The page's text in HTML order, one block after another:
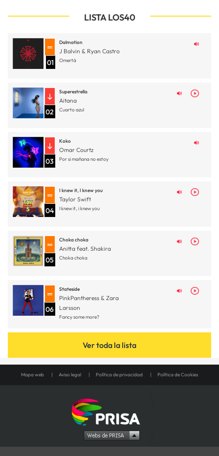
LISTA LOS40
01
Dalmation
J Balvin & Ryan Castro
Omertá
02
Superestrella
Aitana
Cuarto azul
03
Koko
Omar Courtz
Por si mañana no estoy
04
I knew it, I knew you
Taylor Swift
I knew it, i knew you
05
Choka choka
Anitta feat. Shakira
Choka choka
06
Stateside
PinkPantheress & Zara
Larsson
Fancy some more?
Ver toda la lista
Mapa web Aviso legal Política de privacidad Política de Cookies